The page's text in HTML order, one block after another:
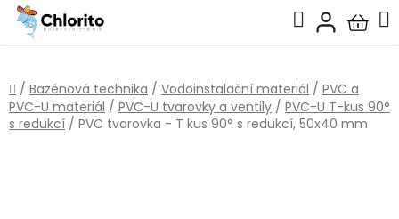
Přejít
obsah
Hledat
košík
Domů
/ Bazénová technika / Vodoinstalační materiál / PVC a
PVC-U materiál / PVC-U tvarovky a ventily / PVC-U T-kus 90°
s redukcí / PVC tvarovka - T kus 90° s redukcí, 50x40 mm